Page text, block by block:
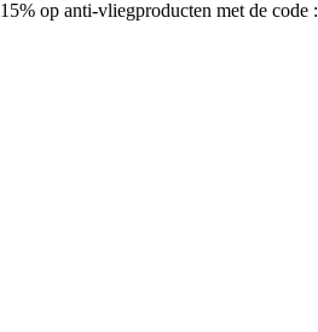
15% op anti-vliegproducten met de code :